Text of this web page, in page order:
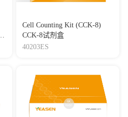
Cell Counting Kit (CCK-8)
CCK-8试剂盒
40203ES